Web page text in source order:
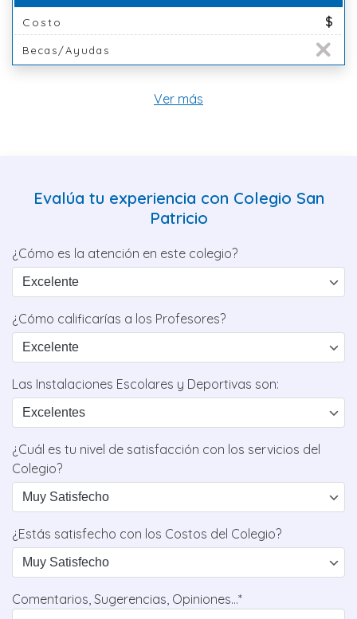
Costo $
Becas/Ayudas
Ver más
Evalúa tu experiencia con Colegio San
Patricio
¿Cómo es la atención en este colegio?
¿Cómo calificarías a los Profesores?
Las Instalaciones Escolares y Deportivas son:
¿Cuál es tu nivel de satisfacción con los servicios del
Colegio?
¿Estás satisfecho con los Costos del Colegio?
Comentarios, Sugerencias, Opiniones...*